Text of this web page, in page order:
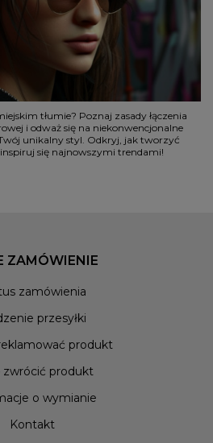
tłumie? Poznaj zasady łączenia
i odważ się na niekonwencjonalne
unikalny styl. Odkryj, jak tworzyć
się najnowszymi trendami!
ZAMÓWIENIE
zamówienia
przesyłki
produkt
zwrócić produkt
o wymianie
Kontakt